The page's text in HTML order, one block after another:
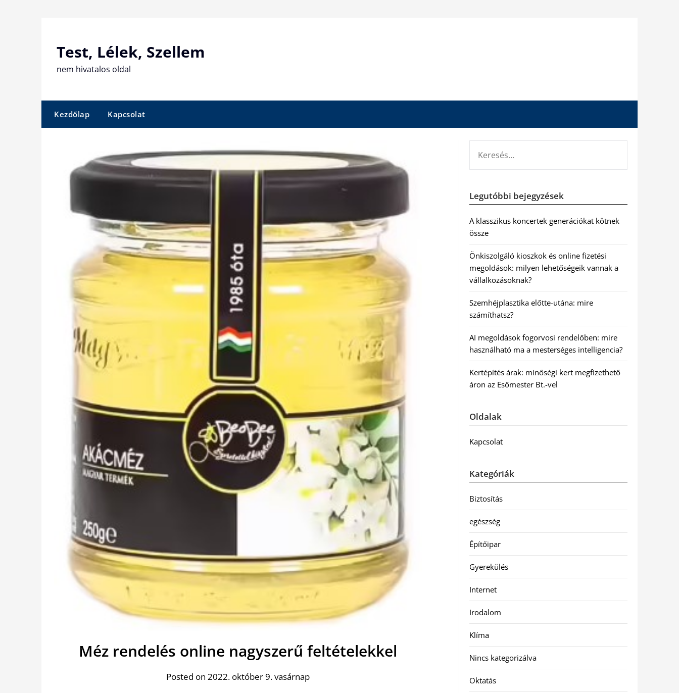
Test, Lélek, Szellem
nem hivatalos oldal
Kezdőlap Kapcsolat
Méz rendelés online nagyszerű feltételekkel
Posted on 2022. október 9. vasárnap
Legutóbbi bejegyzések
A klasszikus koncertek generációkat kötnek
össze
Önkiszolgáló kioszkok és online fizetési
megoldások: milyen lehetőségeik vannak a
vállalkozásoknak?
Szemhéjplasztika előtte-utána: mire
számíthatsz?
AI megoldások fogorvosi rendelőben: mire
használható ma a mesterséges intelligencia?
Kertépítés árak: minőségi kert megfizethető
áron az Esőmester Bt.-vel
Oldalak
Kapcsolat
Kategóriák
Biztosítás
egészség
Építőipar
Gyerekülés
Internet
Irodalom
Klíma
Nincs kategorizálva
Oktatás